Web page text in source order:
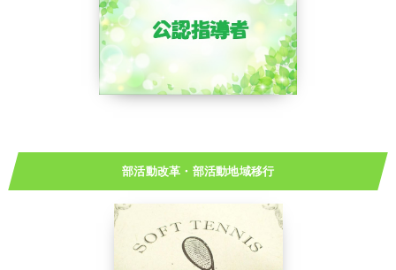
部活動改革・部活動地域移行